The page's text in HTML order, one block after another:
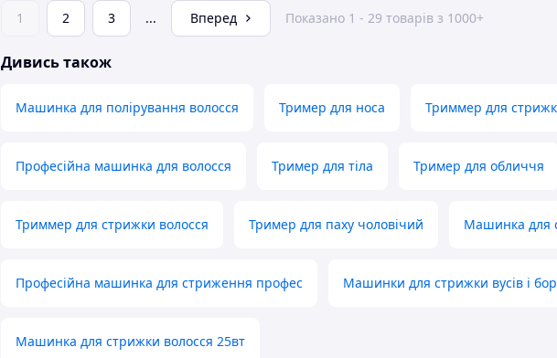
1 2 3 ... Вперед Показано 1 - 29 товарів з 1000+
Дивись також
Машинка для полірування волосся Тример для носа Триммер для
Професійна машинка для волосся Тример для тіла Тример для обличчя
Триммер для стрижки волосся Тример для паху чоловічий Машинка для
Професійна машинка для стриження профес Машинки для стрижки вусів і
Машинка для стрижки волосся 25вт